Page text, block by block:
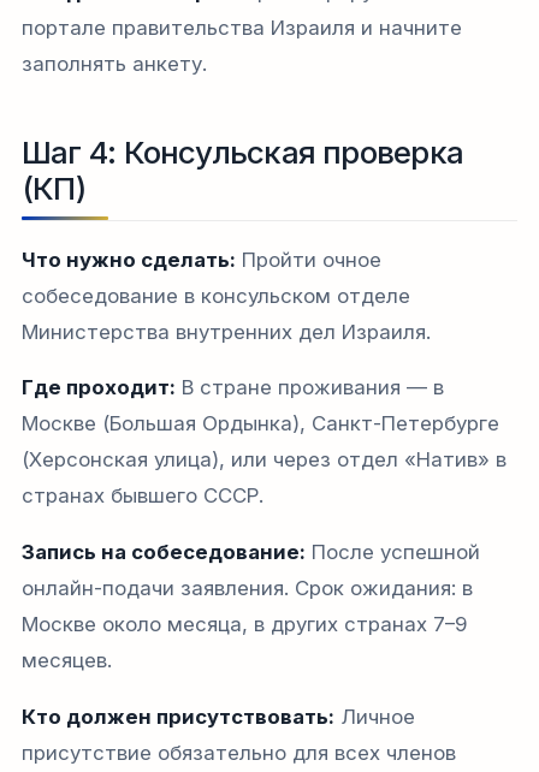
портале правительства Израиля и начните
заполнять анкету.
Шаг 4: Консульская проверка
(КП)
Что нужно сделать: Пройти очное
собеседование в консульском отделе
Министерства внутренних дел Израиля.
Где проходит: В стране проживания — в
Москве (Большая Ордынка), Санкт-Петербурге
(Херсонская улица), или через отдел «Натив» в
странах бывшего СССР.
Запись на собеседование: После успешной
онлайн-подачи заявления. Срок ожидания: в
Москве около месяца, в других странах 7–9
месяцев.
Кто должен присутствовать: Личное
присутствие обязательно для всех членов